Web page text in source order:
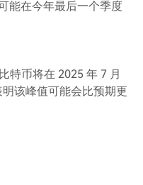
能在今年最后一个季度
特币将在 2025 年 7 月
该峰值可能会比预期更